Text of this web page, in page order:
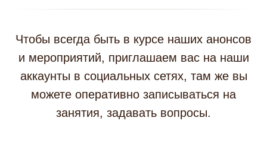
Чтобы всегда быть в курсе наших анонсов
и мероприятий, приглашаем вас на наши
аккаунты в социальных сетях, там же вы
можете оперативно записываться на
занятия, задавать вопросы.